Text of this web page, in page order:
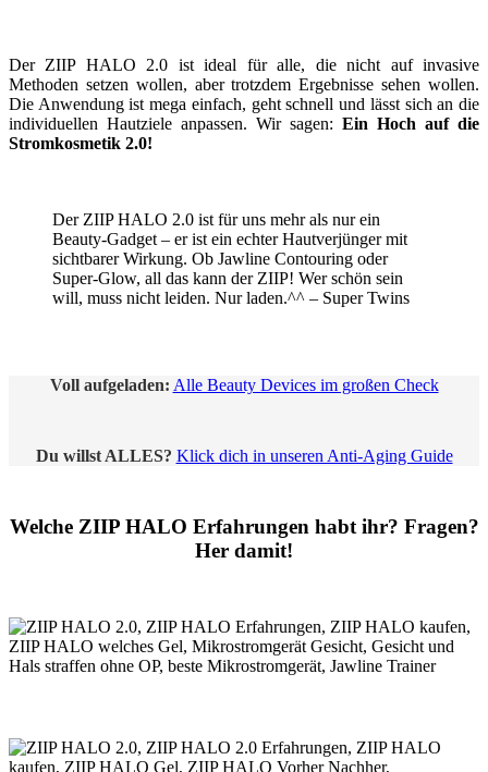
Der ZIIP HALO 2.0 ist ideal für alle, die nicht auf invasive
Methoden setzen wollen, aber trotzdem Ergebnisse sehen wollen.
Die Anwendung ist mega einfach, geht schnell und lässt sich an die
individuellen Hautziele anpassen. Wir sagen: Ein Hoch auf die
Stromkosmetik 2.0!
Der ZIIP HALO 2.0 ist für uns mehr als nur ein
Beauty-Gadget – er ist ein echter Hautverjünger mit
sichtbarer Wirkung. Ob Jawline Contouring oder
Super-Glow, all das kann der ZIIP! Wer schön sein
will, muss nicht leiden. Nur laden.^^ – Super Twins
Voll aufgeladen: Alle Beauty Devices im großen Check
Du willst ALLES? Klick dich in unseren Anti-Aging Guide
Welche ZIIP HALO Erfahrungen habt ihr? Fragen?
Her damit!